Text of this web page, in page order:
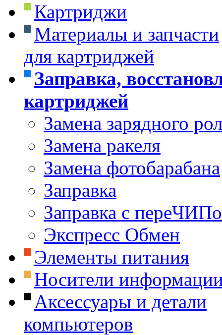
Картриджи
Материалы и запчасти
для картриджей
Заправка,
картриджей
Замена зарядного
Замена ракеля
Замена фотобарабана
Заправка
Заправка с
Экспресс Обмен
Элементы питания
Носители
Аксессуары и детали
компьютеров